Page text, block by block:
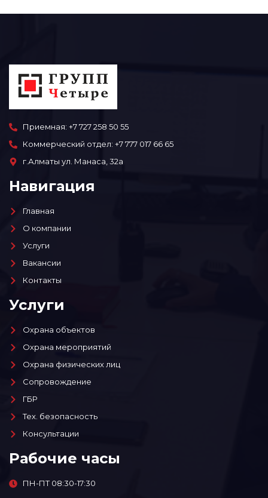
Приемная: +7 727 258 50 55
Коммерческий отдел: +7 777 017 66 65
г.Алматы ул. Манаса, 32а
Навигация
Главная
О компании
Услуги
Вакансии
Контакты
Услуги
Охрана объектов
Охрана мероприятий
Охрана физических лиц
Сопровождение
ГБР
Тех. безопасность
Консультации
Рабочие часы
ПН-ПТ 08:30-17:30